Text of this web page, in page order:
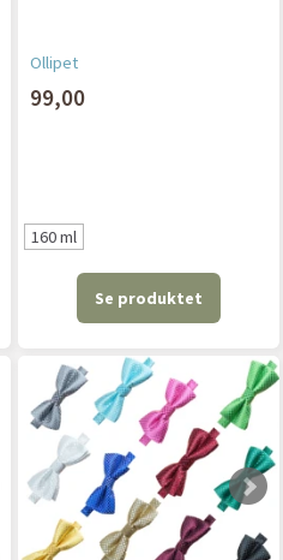
Ollipet
99,00
160 ml
Se produktet